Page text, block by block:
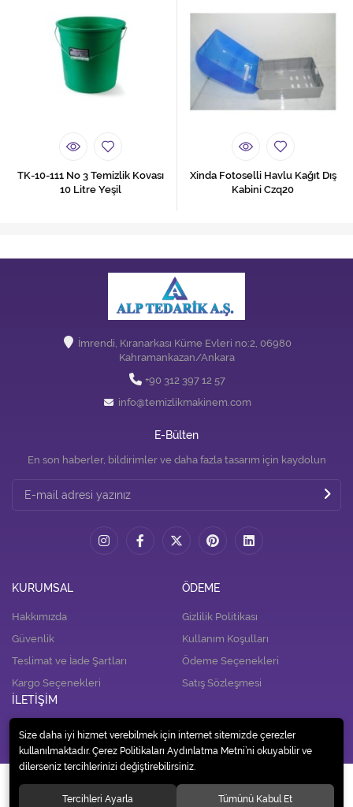
TK-10-111 No 3 Temizlik Kovası
10 Litre Yeşil
Xinda Fotoselli Havlu Kağıt Dış
Kabini Czq20
İmrendi, Kıranarkası Küme Evleri no:2, 06980
Kahramankazan/Ankara
+90 312 397 12 57
info@temizlikmakinem.com
E-Bülten
En son haberler, bildirimler ve daha fazla tasarım için kaydolun
KURUMSAL
Hakkımızda
Güvenlik
Teslimat ve İade Şartları
Kargo Seçenekleri
ÖDEME
Gizlilik Politikası
Kullanım Koşulları
Ödeme Seçenekleri
Satış Sözleşmesi
İLETİŞİM
İletişim
Size daha iyi hizmet verebilmek için internet sitemizde çerezler
kullanılmaktadır. Çerez Politikaları Aydınlatma Metni’ni okuyabilir ve
dilerseniz tercihlerinizi değiştirebilirsiniz.
Tercihleri Ayarla Tümünü Kabul Et